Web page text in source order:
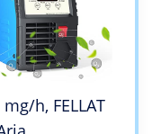
h, FELLAT